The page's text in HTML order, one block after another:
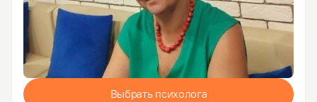
Выбрать психолога